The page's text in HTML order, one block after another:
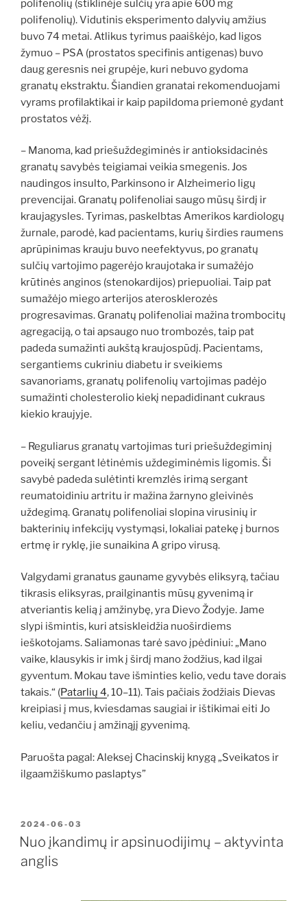
polifenolių (stiklinėje sulčių yra apie 600 mg
polifenolių). Vidutinis eksperimento dalyvių amžius
buvo 74 metai. Atlikus tyrimus paaiškėjo, kad ligos
žymuo – PSA (prostatos specifinis antigenas) buvo
daug geresnis nei grupėje, kuri nebuvo gydoma
granatų ekstraktu. Šiandien granatai rekomenduojami
vyrams profilaktikai ir kaip papildoma priemonė gydant
prostatos vėžį.
– Manoma, kad priešuždegiminės ir antioksidacinės
granatų savybės teigiamai veikia smegenis. Jos
naudingos insulto, Parkinsono ir Alzheimerio ligų
prevencijai. Granatų polifenoliai saugo mūsų širdį ir
kraujagysles. Tyrimas, paskelbtas Amerikos kardiologų
žurnale, parodė, kad pacientams, kurių širdies raumens
aprūpinimas krauju buvo neefektyvus, po granatų
sulčių vartojimo pagerėjo kraujotaka ir sumažėjo
krūtinės anginos (stenokardijos) priepuoliai. Taip pat
sumažėjo miego arterijos aterosklerozės
progresavimas. Granatų polifenoliai mažina trombocitų
agregaciją, o tai apsaugo nuo trombozės, taip pat
padeda sumažinti aukštą kraujospūdį. Pacientams,
sergantiems cukriniu diabetu ir sveikiems
savanoriams, granatų polifenolių vartojimas padėjo
sumažinti cholesterolio kiekį nepadidinant cukraus
kiekio kraujyje.
– Reguliarus granatų vartojimas turi priešuždegiminį
poveikį sergant lėtinėmis uždegiminėmis ligomis. Ši
savybė padeda sulėtinti kremzlės irimą sergant
reumatoidiniu artritu ir mažina žarnyno gleivinės
uždegimą. Granatų polifenoliai slopina virusinių ir
bakterinių infekcijų vystymąsi, lokaliai patekę į burnos
ertmę ir ryklę, jie sunaikina A gripo virusą.
Valgydami granatus gauname gyvybės eliksyrą, tačiau
tikrasis eliksyras, prailginantis mūsų gyvenimą ir
atveriantis kelią į amžinybę, yra Dievo Žodyje. Jame
slypi išmintis, kuri atsiskleidžia nuoširdiems
ieškotojams. Saliamonas tarė savo įpėdiniui: „Mano
vaike, klausykis ir imk į širdį mano žodžius, kad ilgai
gyventum. Mokau tave išminties kelio, vedu tave dorais
takais.“ (Patarlių 4, 10–11). Tais pačiais žodžiais Dievas
kreipiasi į mus, kviesdamas saugiai ir ištikimai eiti Jo
keliu, vedančiu į amžinąjį gyvenimą.
Paruošta pagal: Aleksej Chacinskij knygą „Sveikatos ir
ilgaamžiškumo paslaptys”
PASKELBTA
2024-06-03
Nuo įkandimų ir apsinuodijimų – aktyvinta
anglis